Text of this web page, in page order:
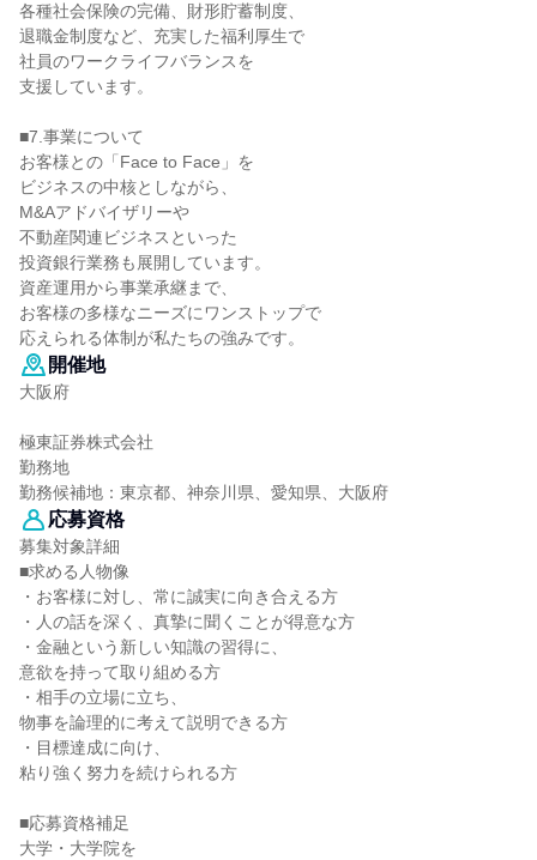
各種社会保険の完備、財形貯蓄制度、
退職金制度など、充実した福利厚生で
社員のワークライフバランスを
支援しています。
■7.事業について
お客様との「Face to Face」を
ビジネスの中核としながら、
M&Aアドバイザリーや
不動産関連ビジネスといった
投資銀行業務も展開しています。
資産運用から事業承継まで、
お客様の多様なニーズにワンストップで
応えられる体制が私たちの強みです。
開催地
大阪府
極東証券株式会社
勤務地
勤務候補地：東京都、神奈川県、愛知県、大阪府
応募資格
募集対象詳細
■求める人物像
・お客様に対し、常に誠実に向き合える方
・人の話を深く、真摯に聞くことが得意な方
・金融という新しい知識の習得に、
意欲を持って取り組める方
・相手の立場に立ち、
物事を論理的に考えて説明できる方
・目標達成に向け、
粘り強く努力を続けられる方
■応募資格補足
大学・大学院を